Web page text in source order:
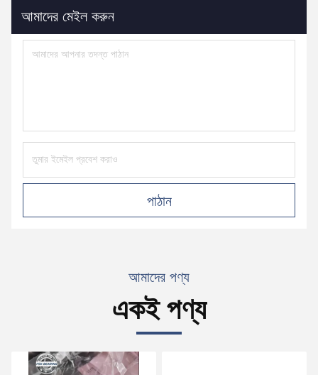
আমাদের মেইল ​​করুন
পাঠান
আমাদের পণ্য
একই পণ্য